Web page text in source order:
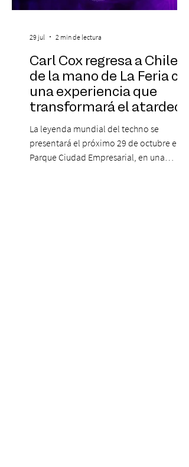
Carl Cox regresa a Chile
de la mano de La Feria con
una experiencia que
transformará el atardecer
del jueves en una
celebración de música
electrónica
La leyenda mundial del techno se
presentará el próximo 29 de octubre en
Parque Ciudad Empresarial, en una
29 jul 2 min de lectura